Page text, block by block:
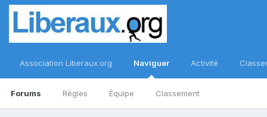
Association Liberaux.org Naviguer
Forums Règles Équipe Classement
Activité